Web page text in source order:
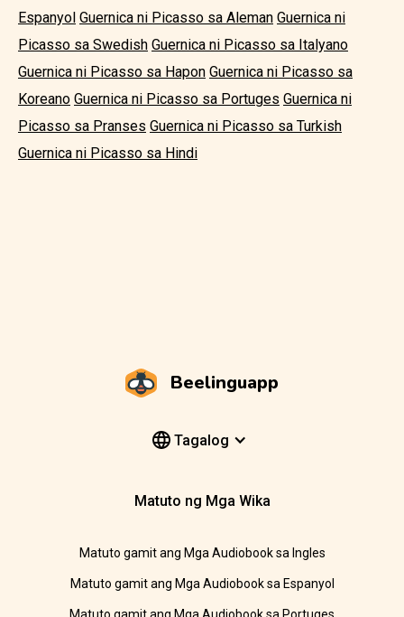
Espanyol Guernica ni Picasso sa Aleman Guernica ni
Picasso sa Swedish Guernica ni Picasso sa Italyano
Guernica ni Picasso sa Hapon Guernica ni Picasso sa
Koreano Guernica ni Picasso sa Portuges Guernica ni
Picasso sa Pranses Guernica ni Picasso sa Turkish
Guernica ni Picasso sa Hindi
Beelinguapp
Tagalog
Matuto ng Mga Wika
Matuto gamit ang Mga Audiobook sa Ingles
Matuto gamit ang Mga Audiobook sa Espanyol